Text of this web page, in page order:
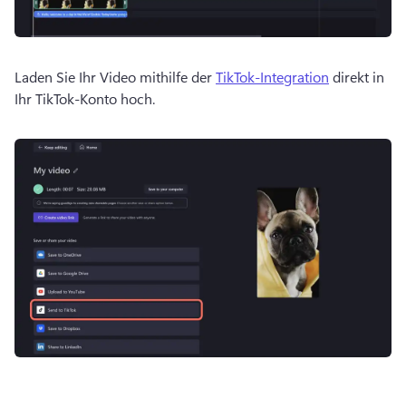
Laden Sie Ihr Video mithilfe der TikTok-Integration direkt in
Ihr TikTok-Konto hoch.